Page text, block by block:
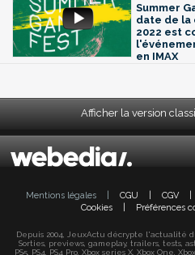
Summer
date de la
2022 est
en IMAX
Afficher la version
Mentions légales CGU CGV
Cookies
Préférences
Depuis 2004, JeuxActu décrypte l'actualité
Sorties, previews, gameplay, trailers, tests,
PS5, PS4, PS4 Pro, Xbox series X, Xbox One,